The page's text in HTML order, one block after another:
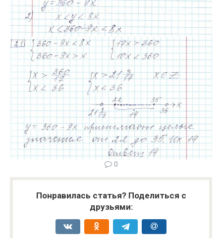
0
Понравилась статья? Поделиться с
друзьями: